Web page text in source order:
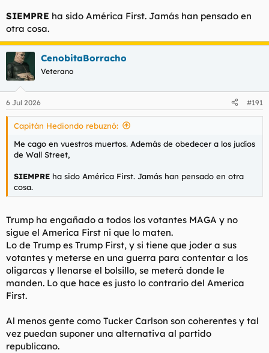
SIEMPRE ha sido América First. Jamás han pensado en
otra cosa.
CenobitaBorracho
Veterano
6 Jul 2026 #191
Capitán Hediondo rebuznó:
Me cago en vuestros muertos. Además de obedecer a los judíos
de Wall Street,
SIEMPRE ha sido América First. Jamás han pensado en otra
cosa.
Trump ha engañado a todos los votantes MAGA y no
sigue el America First ni que lo maten.
Lo de Trump es Trump First, y si tiene que joder a sus
votantes y meterse en una guerra para contentar a los
oligarcas y llenarse el bolsillo, se meterá donde le
manden. Lo que hace es justo lo contrario del America
First.
Al menos gente como Tucker Carlson son coherentes y tal
vez puedan suponer una alternativa al partido
republicano.